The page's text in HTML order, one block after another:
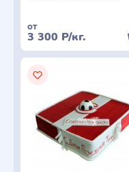
от
3 300 Р/кг.